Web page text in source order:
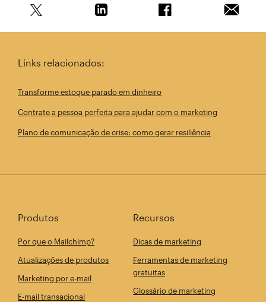
Links relacionados:
Transforme estoque parado em dinheiro
Contrate a pessoa perfeita para ajudar com o marketing
Plano de comunicação de crise: como gerar resiliência
Produtos
Por que o Mailchimp?
Atualizações de produtos
Marketing por e-mail
E-mail transacional
Recursos
Dicas de marketing
Ferramentas de marketing
gratuitas
Glossário de marketing